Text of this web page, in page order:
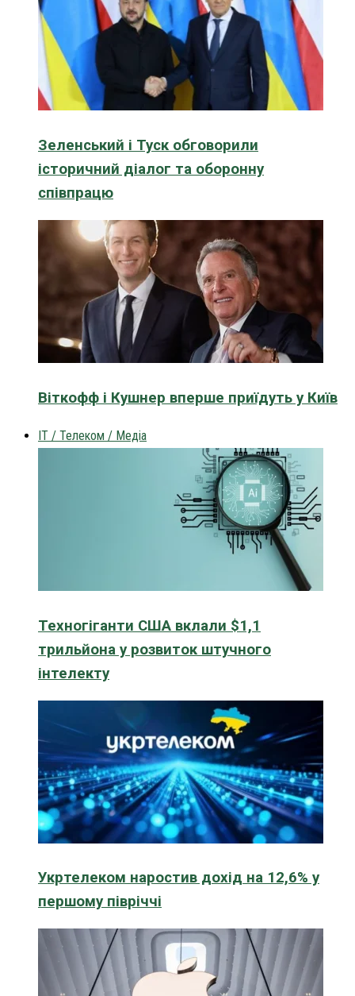
Зеленський і Туск обговорили
історичний діалог та оборонну
співпрацю
Віткофф і Кушнер вперше приїдуть у Київ
IT / Телеком / Медіа
Техногіганти США вклали $1,1
трильйона у розвиток штучного
інтелекту
Укртелеком наростив дохід на 12,6% у
першому півріччі